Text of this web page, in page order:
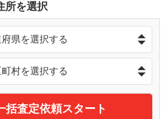
所を選択
括査定依頼スタート